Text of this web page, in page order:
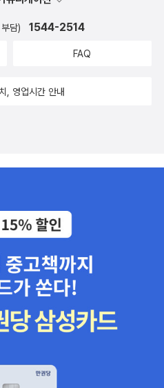
담) 1544-2514
FAQ
, 영업시간 안내